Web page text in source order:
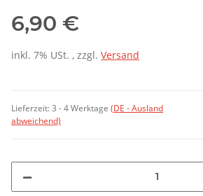
6,90 €
inkl. 7% USt. , zzgl. Versand
Lieferzeit:3 - 4 Werktage (DE - Ausland
abweichend)